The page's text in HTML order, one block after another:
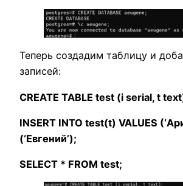
Теперь создадим таблицу и
записей:
CREATE TABLE test (i serial, t
INSERT INTO test(t) VALUES
(‘Евгений’);
SELECT * FROM test;